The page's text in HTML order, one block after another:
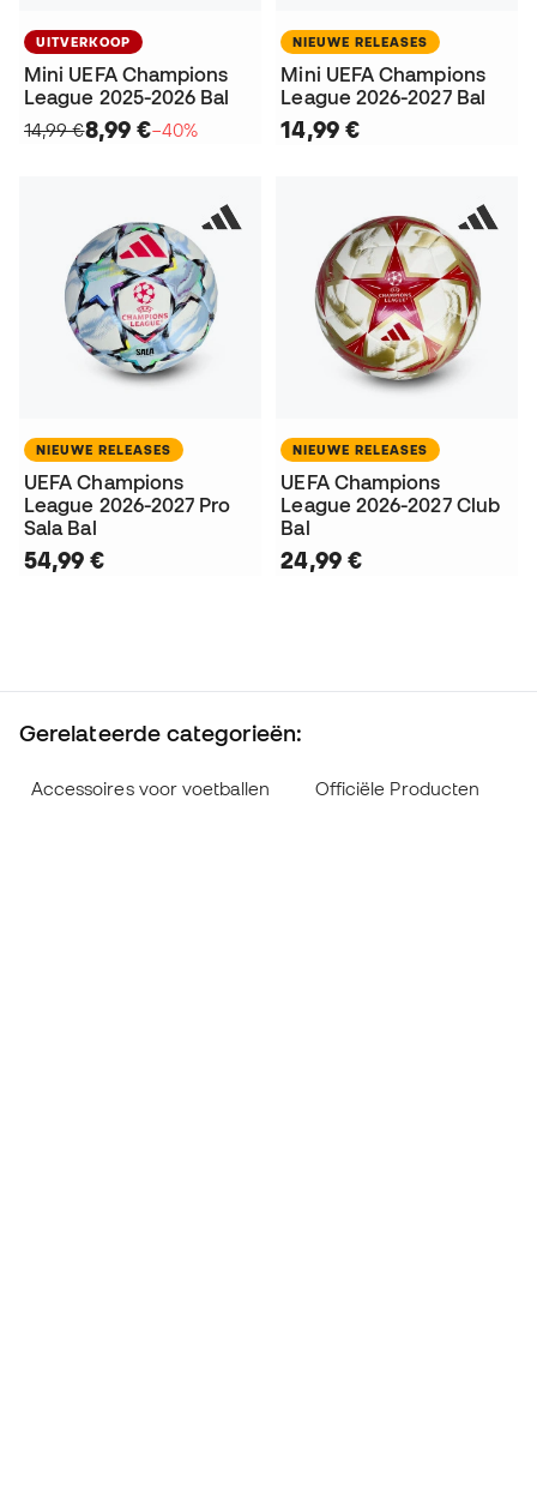
UITVERKOOP
Mini UEFA Champions
League 2025-2026 Bal
14,99 €8,99 €−40%
NIEUWE RELEASES
Mini UEFA Champions
League 2026-2027 Bal
14,99 €
NIEUWE RELEASES
UEFA Champions
League 2026-2027 Pro
Sala Bal
54,99 €
NIEUWE RELEASES
UEFA Champions
League 2026-2027 Club
Bal
24,99 €
Gerelateerde categorieën:
Accessoires voor voetballen Officiële Producten